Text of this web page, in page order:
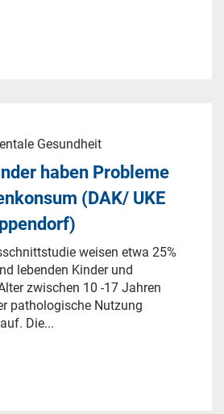
Gesundheit
haben Probleme
(DAK/ UKE
weisen etwa 25%
lebenden Kinder und
zwischen 10 -17 Jahren
pathologische Nutzung
Die...